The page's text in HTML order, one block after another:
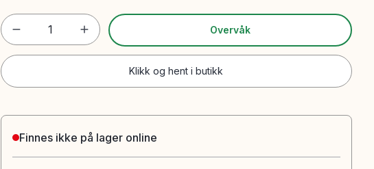
1 Overvåk
Klikk og hent i butikk
Finnes ikke på lager online